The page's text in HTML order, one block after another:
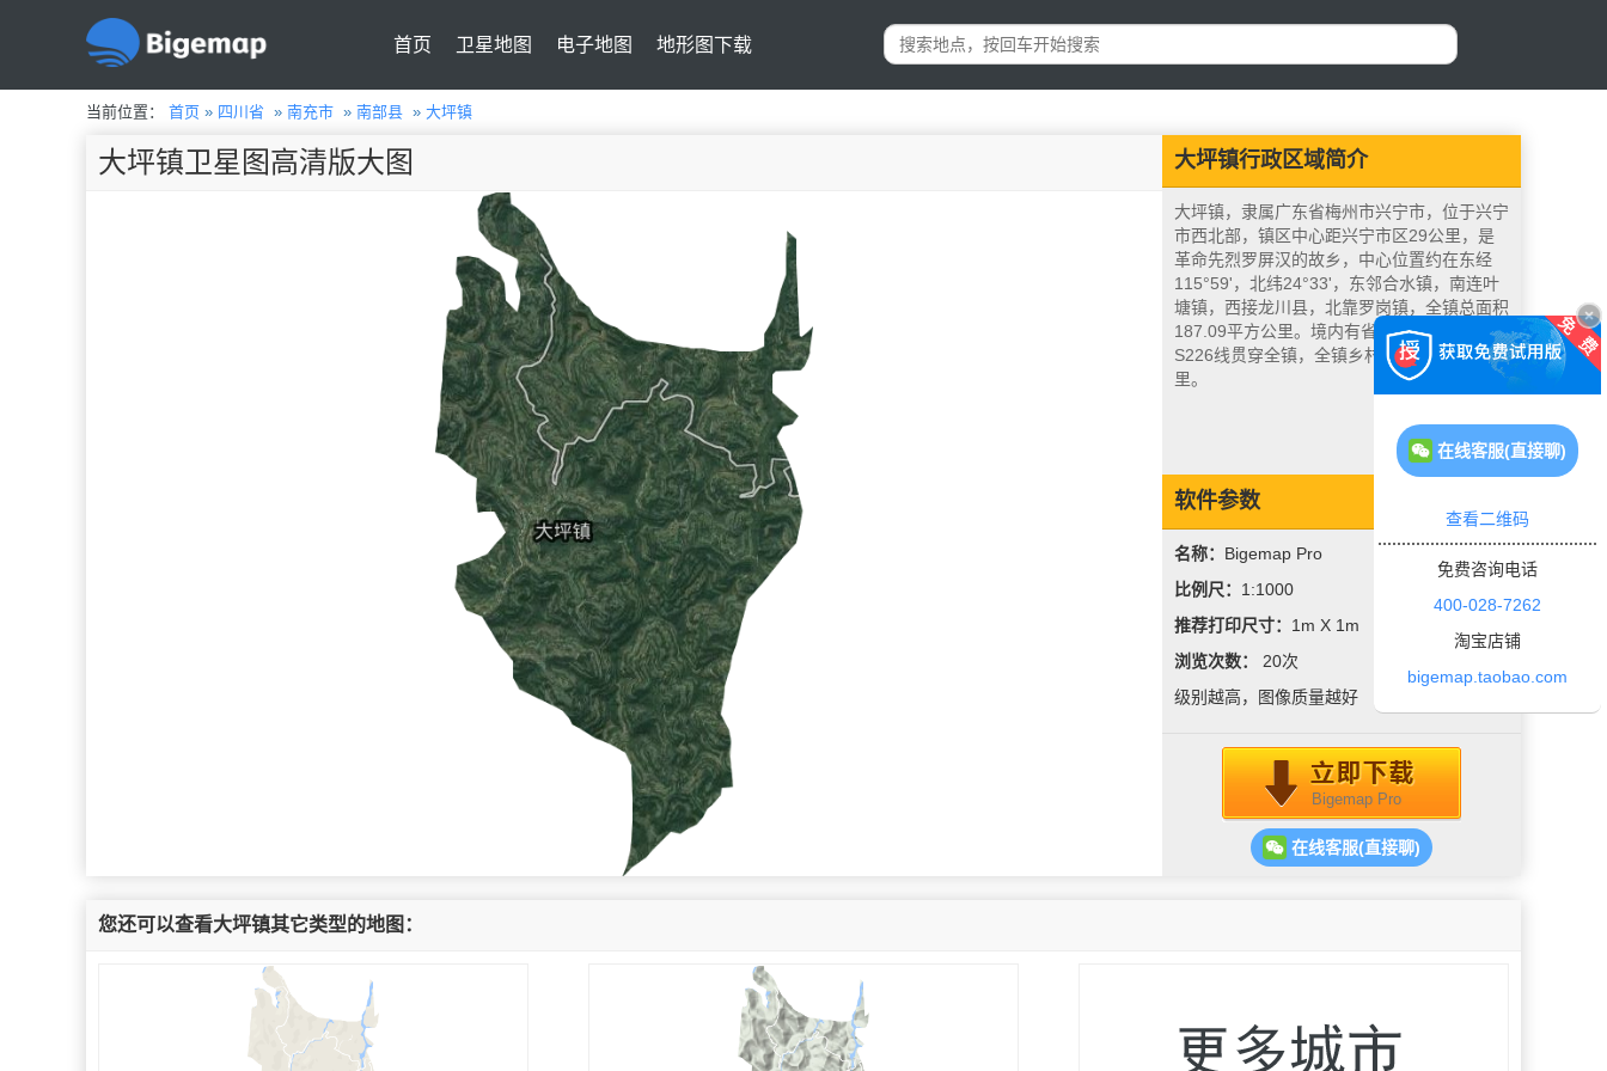
首页 卫星地图 电子地图 地形图下载
当前位置： 首页 » 四川省 » 南充市 » 南部县 » 大坪镇
大坪镇行政区域简介
大坪镇，隶属广东省梅州市兴宁市，位于兴宁
市西北部，镇区中心距兴宁市区29公里，是
革命先烈罗屏汉的故乡，中心位置约在东经
115°59'，北纬24°33'，东邻合水镇，南连叶
塘镇，西接龙川县，北靠罗岗镇，全镇总面积
187.09平方公里。境内有省道甘赤线和省道
S226线贯穿全镇，全镇乡村公路里程95.8公
里。
软件参数
名称： Bigemap Pro
比例尺： 1:1000
推荐打印尺寸： 1m X 1m
浏览次数： 20次
级别越高，图像质量越好
Bigemap Pro
在线客服(直接聊)
大坪镇卫星图高清版大图
您还可以查看大坪镇其它类型的地图：
在线客服(直接聊)
查看二维码
免费咨询电话
400-028-7262
淘宝店铺
bigemap.taobao.com